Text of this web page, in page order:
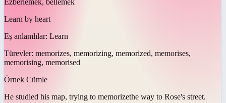
Learn by heart
Eş anlamlılar: Learn
Türevler: memorizes, memorizing, memorized, memorises,
memorising, memorised
Örnek Cümle
He studied his map, trying to memorizethe way to Rose's street.